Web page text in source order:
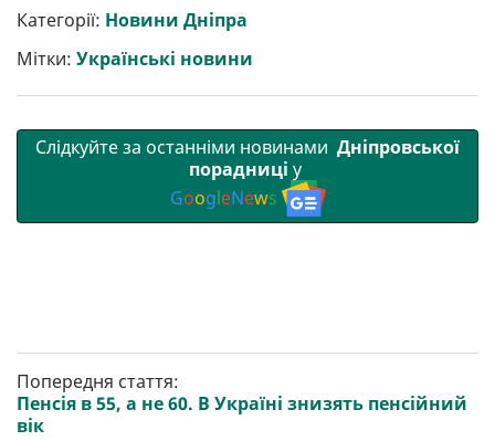
р
и
т
и
b
o
o
k
t
e
r
l g
r
a
m
Категорії: Новини Дніпра
Мітки: Українські новини
Слідкуйте за останніми новинами Дніпровської
порадниці у
GoogleNews
Попередня стаття:
Пенсія в 55, а не 60. В Україні знизять пенсійний
вік